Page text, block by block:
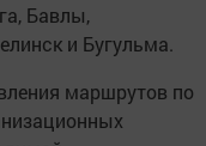
Бавлы,
и Бугульма.
маршрутов по